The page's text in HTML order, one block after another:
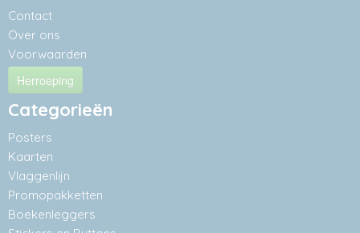
Contact
Over ons
Voorwaarden
Herroeping
Categorieën
Posters
Kaarten
Vlaggenlijn
Promopakketten
Boekenleggers